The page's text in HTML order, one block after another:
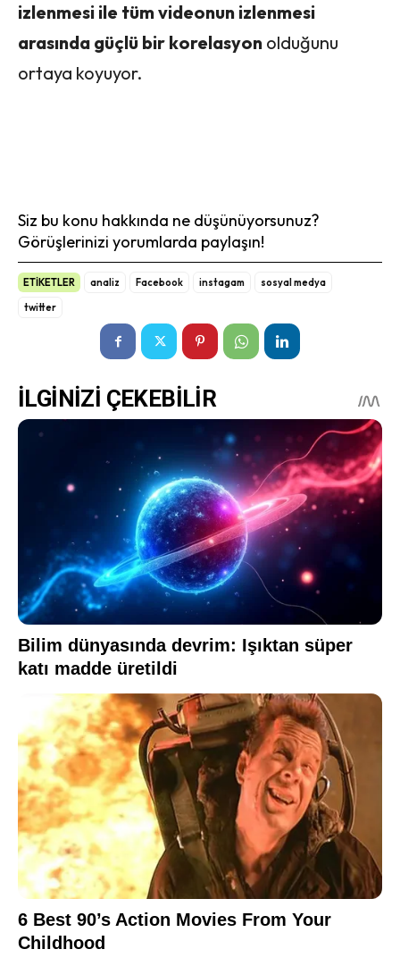
izlenmesi ile tüm videonun izlenmesi
arasında güçlü bir korelasyon olduğunu
ortaya koyuyor.
Siz bu konu hakkında ne düşünüyorsunuz?
Görüşlerinizi yorumlarda paylaşın!
ETİKETLER analiz Facebook instagam
sosyal medya
twitter